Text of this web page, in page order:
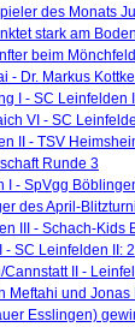
des Monats
stark am
beim
- Dr. Markus Kottke
I - SC Leinfelden
VI - SC
II - TSV
Runde 3
I - SpVgg
des April-
III - Schach-Kids
- SC Leinfelden II:
II -
Meftahi und Jonas
Esslingen)